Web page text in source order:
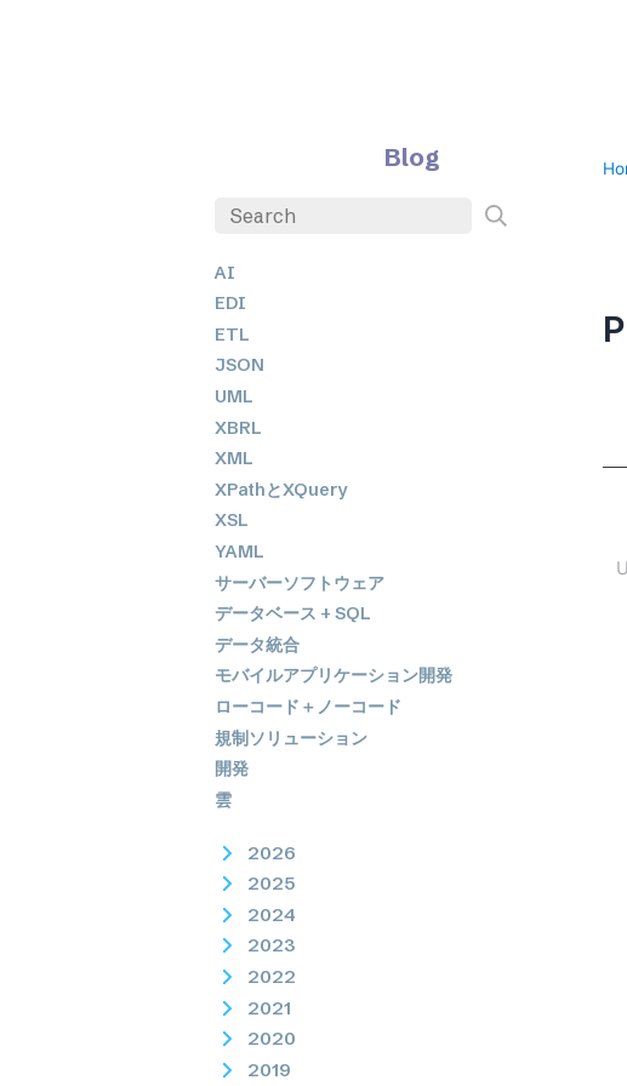
Blog
AI
EDI
ETL
JSON
UML
XBRL
XML
XPathとXQuery
XSL
YAML
サーバーソフトウェア
データベース + SQL
データ統合
モバイルアプリケーション開発
ローコード＋ノーコード
規制ソリューション
開発
雲
2026
2025
2024
2023
2022
2021
2020
2019